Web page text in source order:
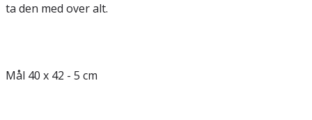
ta den med over alt.
Mål 40 x 42 - 5 cm